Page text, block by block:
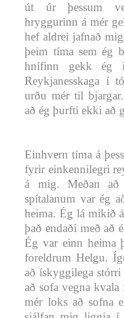
út úr þessum
hryggurinn á mér
hef aldrei jafnað
þeim tíma sem ég
hnífinn gekk ég
Reykjanesskaga í
urðu mér til
að ég þurfti ekki að
Einhvern tíma á
fyrir einkennilegri
á mig. Meðan
spítalanum var ég
heima. Ég lá mikið
það endaði með að
Ég var einn heima
foreldrum Helgu.
að ískyggilega
að sofa vegna
mér loks að sofna